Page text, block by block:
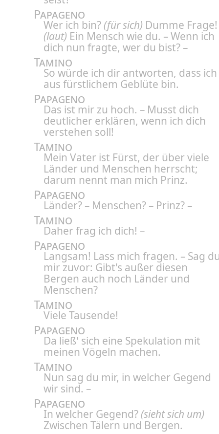
Papageno
Wer ich bin? (für sich) Dumme Frage!
(laut) Ein Mensch wie du. – Wenn ich
dich nun fragte, wer du bist? –
Tamino
So würde ich dir antworten, dass ich
aus fürstlichem Geblüte bin.
Papageno
Das ist mir zu hoch. – Musst dich
deutlicher erklären, wenn ich dich
verstehen soll!
Tamino
Mein Vater ist Fürst, der über viele
Länder und Menschen herrscht;
darum nennt man mich Prinz.
Papageno
Länder? – Menschen? – Prinz? –
Tamino
Daher frag ich dich! –
Papageno
Langsam! Lass mich fragen. – Sag
mir zuvor: Gibt's außer diesen
Bergen auch noch Länder und
Menschen?
Tamino
Viele Tausende!
Papageno
Da ließ' sich eine Spekulation mit
meinen Vögeln machen.
Tamino
Nun sag du mir, in welcher Gegend
wir sind. –
Papageno
In welcher Gegend? (sieht sich um)
Zwischen Tälern und Bergen.